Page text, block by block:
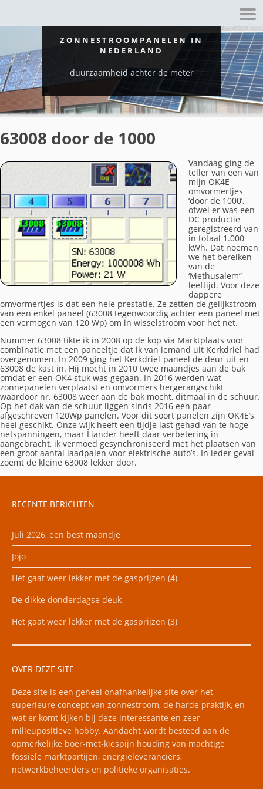
ZONNESTROOMPANELEN IN
NEDERLAND
duurzaamheid achter de meter
63008 door de 1000
Vandaag ging de
teller van een van
mijn OK4E
omvormertjes
‘door de 1000’,
ofwel er was een
DC productie
geregistreerd van
in totaal 1.000
kWh. Dat noemen
we het bereiken
van de
‘Methusalem”-
leeftijd. Voor deze
dappere
omvormertjes is dat een hele prestatie. Ze zetten de gelijkstroom
van een enkel paneel (63008 tegenwoordig achter een paneel met
een vermogen van 120 Wp) om in wisselstroom voor het net.
Nummer 63008 tikte ik in 2008 op de kop via Marktplaats voor
combinatie met een paneeltje dat ik van iemand uit Kerkdriel had
overgenomen. In 2009 ging het Kerkdriel-paneel de deur uit en
63008 de kast in. Hij mocht in 2010 twee maandjes aan de bak
omdat er een OK4 stuk was gegaan. In 2016 werden wat
zonnepanelen verplaatst en omvormers hergerangschikt
waardoor nr. 63008 weer aan de bak mocht, ditmaal in de schuur.
Op het dak van de schuur liggen sinds 2016 een paar
afgeschreven 120Wp panelen. Voor dit soort panelen zijn OK4E’s
heel geschikt. Onze wijk heeft een tijdje last gehad van te hoge
netspanningen, maar Liander heeft daar verbetering in
aangebracht, ik vermoed gesynchroniseerd met het plaatsen van
een groot aantal laadpalen voor elektrische auto’s. In ieder geval
zoemt de kleine 63008 lekker door.
RECENTE BERICHTEN
Juli 2026, een best maandje
Jojo
Het gaat weer lekker met de gasprijzen (4)
De dikke donderdagse deuk
Het gaat weer lekker met de gasprijzen (3)
OVER DEZE SITE
Deze site is een geheel onafhankelijke site over het
superieure concept van zonnestroom, de harde praktijk, en
wat er komt kijken bij deze interessante en zeer
milieupositieve hobby. Aandacht wordt besteed aan de
opmerkelijke boer-met-kiespijn houding van machtige
fossiele marktpartijen, energieleveranciers,
netwerkbeheerders en politieke organisaties.